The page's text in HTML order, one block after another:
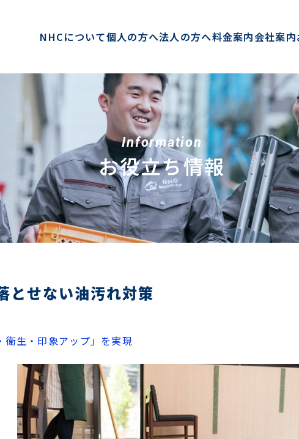
NHCについて個人の方へ法人の方へ料金案内会社案内
Information
お役立ち情報
とせない油汚れ対策
生・印象アップ」を実現